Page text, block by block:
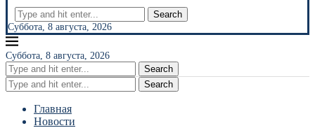
Search
Суббота, 8 августа, 2026
Суббота, 8 августа, 2026
Search
Search
Главная
Новости